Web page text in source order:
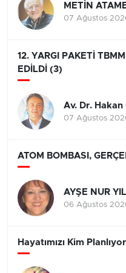
METİN
07 Ağustos
12. YARGI PAKETİ
EDİLDİ (3)
Av. Dr. Hakan
07 Ağustos
ATOM BOMBASI,
AYŞE NUR
06 Ağustos
Hayatımızı Kim